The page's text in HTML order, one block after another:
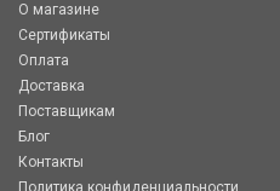
О магазине
Сертификаты
Оплата
Доставка
Поставщикам
Блог
Контакты
Политика конфиденциальности